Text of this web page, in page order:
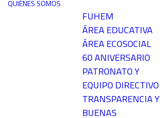
QUIÉNES SOMOS
FUHEM
ÁREA EDUCATIVA
ÁREA ECOSOCIAL
60 ANIVERSARIO
PATRONATO Y
EQUIPO DIRECTIVO
TRANSPARENCIA Y
BUENAS